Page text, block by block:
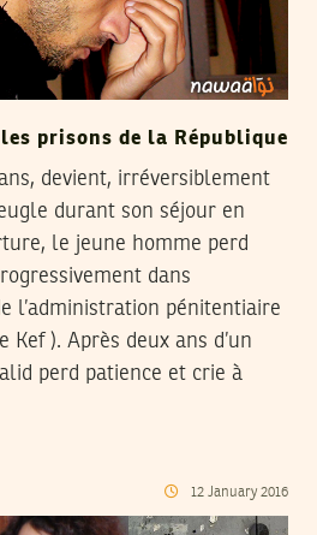
prisons de la République
devient, irréversiblement
durant son séjour en
le jeune homme perd
dans
l’administration pénitentiaire
Kef ). Après deux ans d’un
perd patience et crie à
12 January 2016